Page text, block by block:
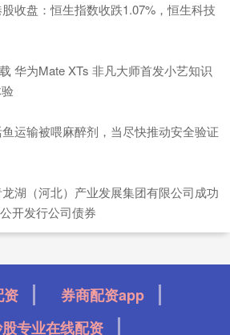
收盘：恒生指数收跌1.07%，恒生科技
华为Mate XTs 非凡大师首发小艺知识
运输被喂麻醉剂，当尽快推动安全验证
湖（河北）产业发展集团有限公司成功
开发行公司债券
资
券商配资app
专业在线配资